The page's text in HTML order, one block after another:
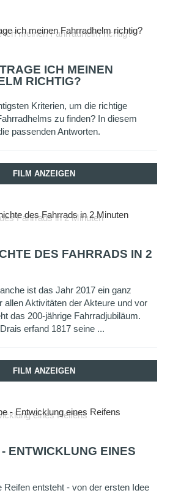
ich meinen Fahrradhelm richtig?
ICH MEINEN
RICHTIG?
Kriterien, um die richtige
zu finden? In diesem
passenden Antworten.
FILM ANZEIGEN
des Fahrrads in 2 Minuten
DES FAHRRADS IN 2
ist das Jahr 2017 ein ganz
allen Aktivitäten der Akteure und vor
das 200-jährige Fahrradjubiläum.
erfand 1817 seine ...
FILM ANZEIGEN
- Entwicklung eines Reifens
ENTWICKLUNG EINES
Reifen entsteht - von der ersten Idee